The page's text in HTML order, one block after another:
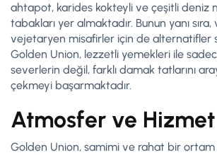
ahtapot, karides kokteyli ve çeşitli deniz
tabakları yer almaktadır. Bunun yanı
vejetaryen misafirler için de alternatifler
Golden Union, lezzetli yemekleri ile
severlerin değil, farklı damak tatlarını
çekmeyi başarmaktadır.
Atmosfer ve Hizmet
Golden Union, samimi ve rahat bir ortam